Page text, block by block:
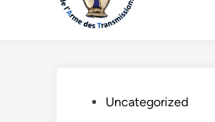
PostedUncategorized